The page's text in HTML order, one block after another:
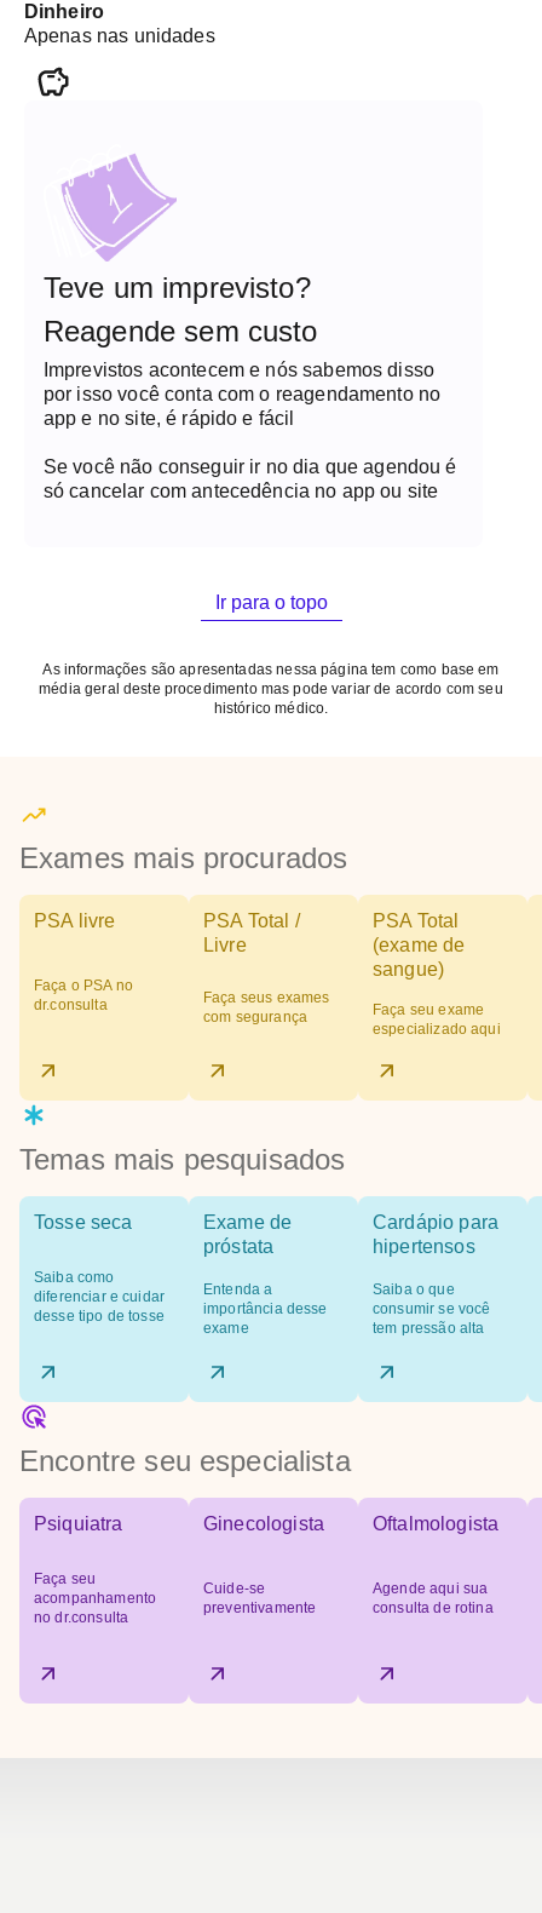
Dinheiro
Apenas nas unidades
Teve um imprevisto?
Reagende sem custo
Imprevistos acontecem e nós sabemos disso
por isso você conta com o reagendamento no
app e no site, é rápido e fácil
Se você não conseguir ir no dia que agendou é
só cancelar com antecedência no app ou site
Ir para o topo
As informações são apresentadas nessa página tem como base em
média geral deste procedimento mas pode variar de acordo com seu
histórico médico.
Exames mais procurados
PSA livre
Faça o PSA no
dr.consulta
PSA Total /
Livre
Faça seus exames
com segurança
PSA Total
(exame de
sangue)
Faça seu exame
especializado aqui
Temas mais pesquisados
Tosse seca
Saiba como
diferenciar e cuidar
desse tipo de tosse
Exame de
próstata
Entenda a
importância desse
exame
Cardápio para
hipertensos
Saiba o que
consumir se você
tem pressão alta
Encontre seu especialista
Psiquiatra
Faça seu
acompanhamento
no dr.consulta
Ginecologista
Cuide-se
preventivamente
Oftalmologista
Agende aqui sua
consulta de rotina